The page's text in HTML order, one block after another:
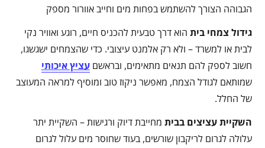
הגבוהה הצורך להשתמש בפחות מים וחייב אוורור מספק
גידול צמחי בית הוא דרך טבעית להכניס חיים, רוגע ואוויר נקי
לבית או למשרד – ולא רק אלמנט עיצובי. כדי שהצמחים ישגשגו,
חשוב לספק להם תנאים מתאימים, ובראשםעציץ איכותי
שמותאם לגודל הצמח, מאפשר ניקוז טוב ומוסיף למראה המעוצב
של החלל.
השקיית עציצים בבית מחייבת דיוק ורגישות – השקיית יתר
עלולה לגרום לריקבון שורשים, בעוד שחוסר מים עלול לגרום